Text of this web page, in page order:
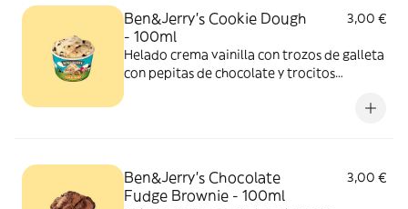
Ben&Jerry’s Cookie Dough
- 100ml
3,00 €
Helado crema vainilla con trozos de galleta
con pepitas de chocolate y trocitos
Ben&Jerry’s Chocolate
Fudge Brownie - 100ml
3,00 €